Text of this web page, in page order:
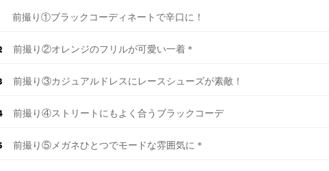
前撮り①ブラックコーディネートで辛口に！
前撮り②オレンジのフリルが可愛い一着＊
前撮り③カジュアルドレスにレースシューズが素敵！
前撮り④ストリートにもよく合うブラックコーデ
前撮り⑤メガネひとつでモードな雰囲気に＊